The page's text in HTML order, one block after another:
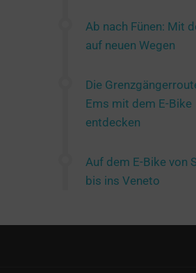
Ab nach Fünen: Mit
auf neuen Wegen
Die
Ems mit dem E-Bike
entdecken
Auf dem E-Bike von
bis ins Veneto